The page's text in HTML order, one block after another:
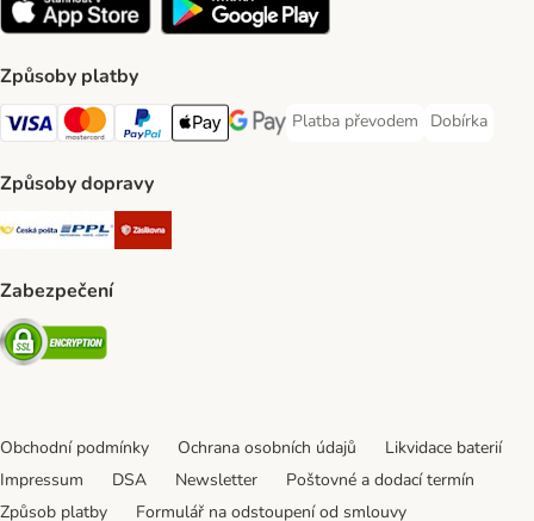
Způsoby platby
Visa Payment Method
mastercard Payment Method
PayPal Payment Method
Apple pay Payment Method
Google Pay Payment Method
Platba převodem
Platba převodem Payment
Dobírka
Dobírka
Způsoby dopravy
Česká pošta Shipping Method
PPL Shipping Method
Zabezpečení
Security
Obchodní podmínky Ochrana osobních údajů
Likvidace baterií
Impressum
DSA Newsletter
Poštovné a dodací termín
Způsob platby
Formulář na odstoupení od smlouvy